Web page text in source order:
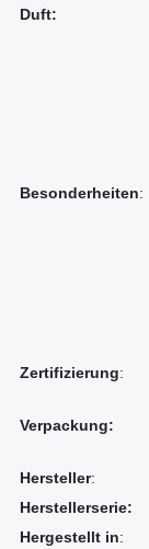
Duft:
Besonderheiten:
Zertifizierung:
Verpackung:
Hersteller:
Herstellerserie:
Hergestellt in: